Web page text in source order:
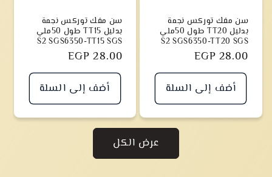
سن مفك توركس نجمة
بدليل TT20 طول 50ملي
S2 SGS6350-TT20 SGS
سعر
EGP 28.00
أضف إلى السلة
سن مفك توركس نجمة
بدليل TT15 طول 50ملي
S2 SGS6350-TT15 SGS
سعر
EGP 28.00
أضف إلى السلة
عرض الكل